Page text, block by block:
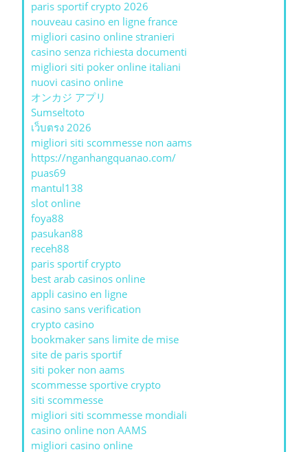
paris sportif crypto 2026
nouveau casino en ligne france
migliori casino online stranieri
casino senza richiesta documenti
migliori siti poker online italiani
nuovi casino online
オンカジ アプリ
Sumseltoto
เว็บตรง 2026
migliori siti scommesse non aams
https://nganhangquanao.com/
puas69
mantul138
slot online
foya88
pasukan88
receh88
paris sportif crypto
best arab casinos online
appli casino en ligne
casino sans verification
crypto casino
bookmaker sans limite de mise
site de paris sportif
siti poker non aams
scommesse sportive crypto
siti scommesse
migliori siti scommesse mondiali
casino online non AAMS
migliori casino online